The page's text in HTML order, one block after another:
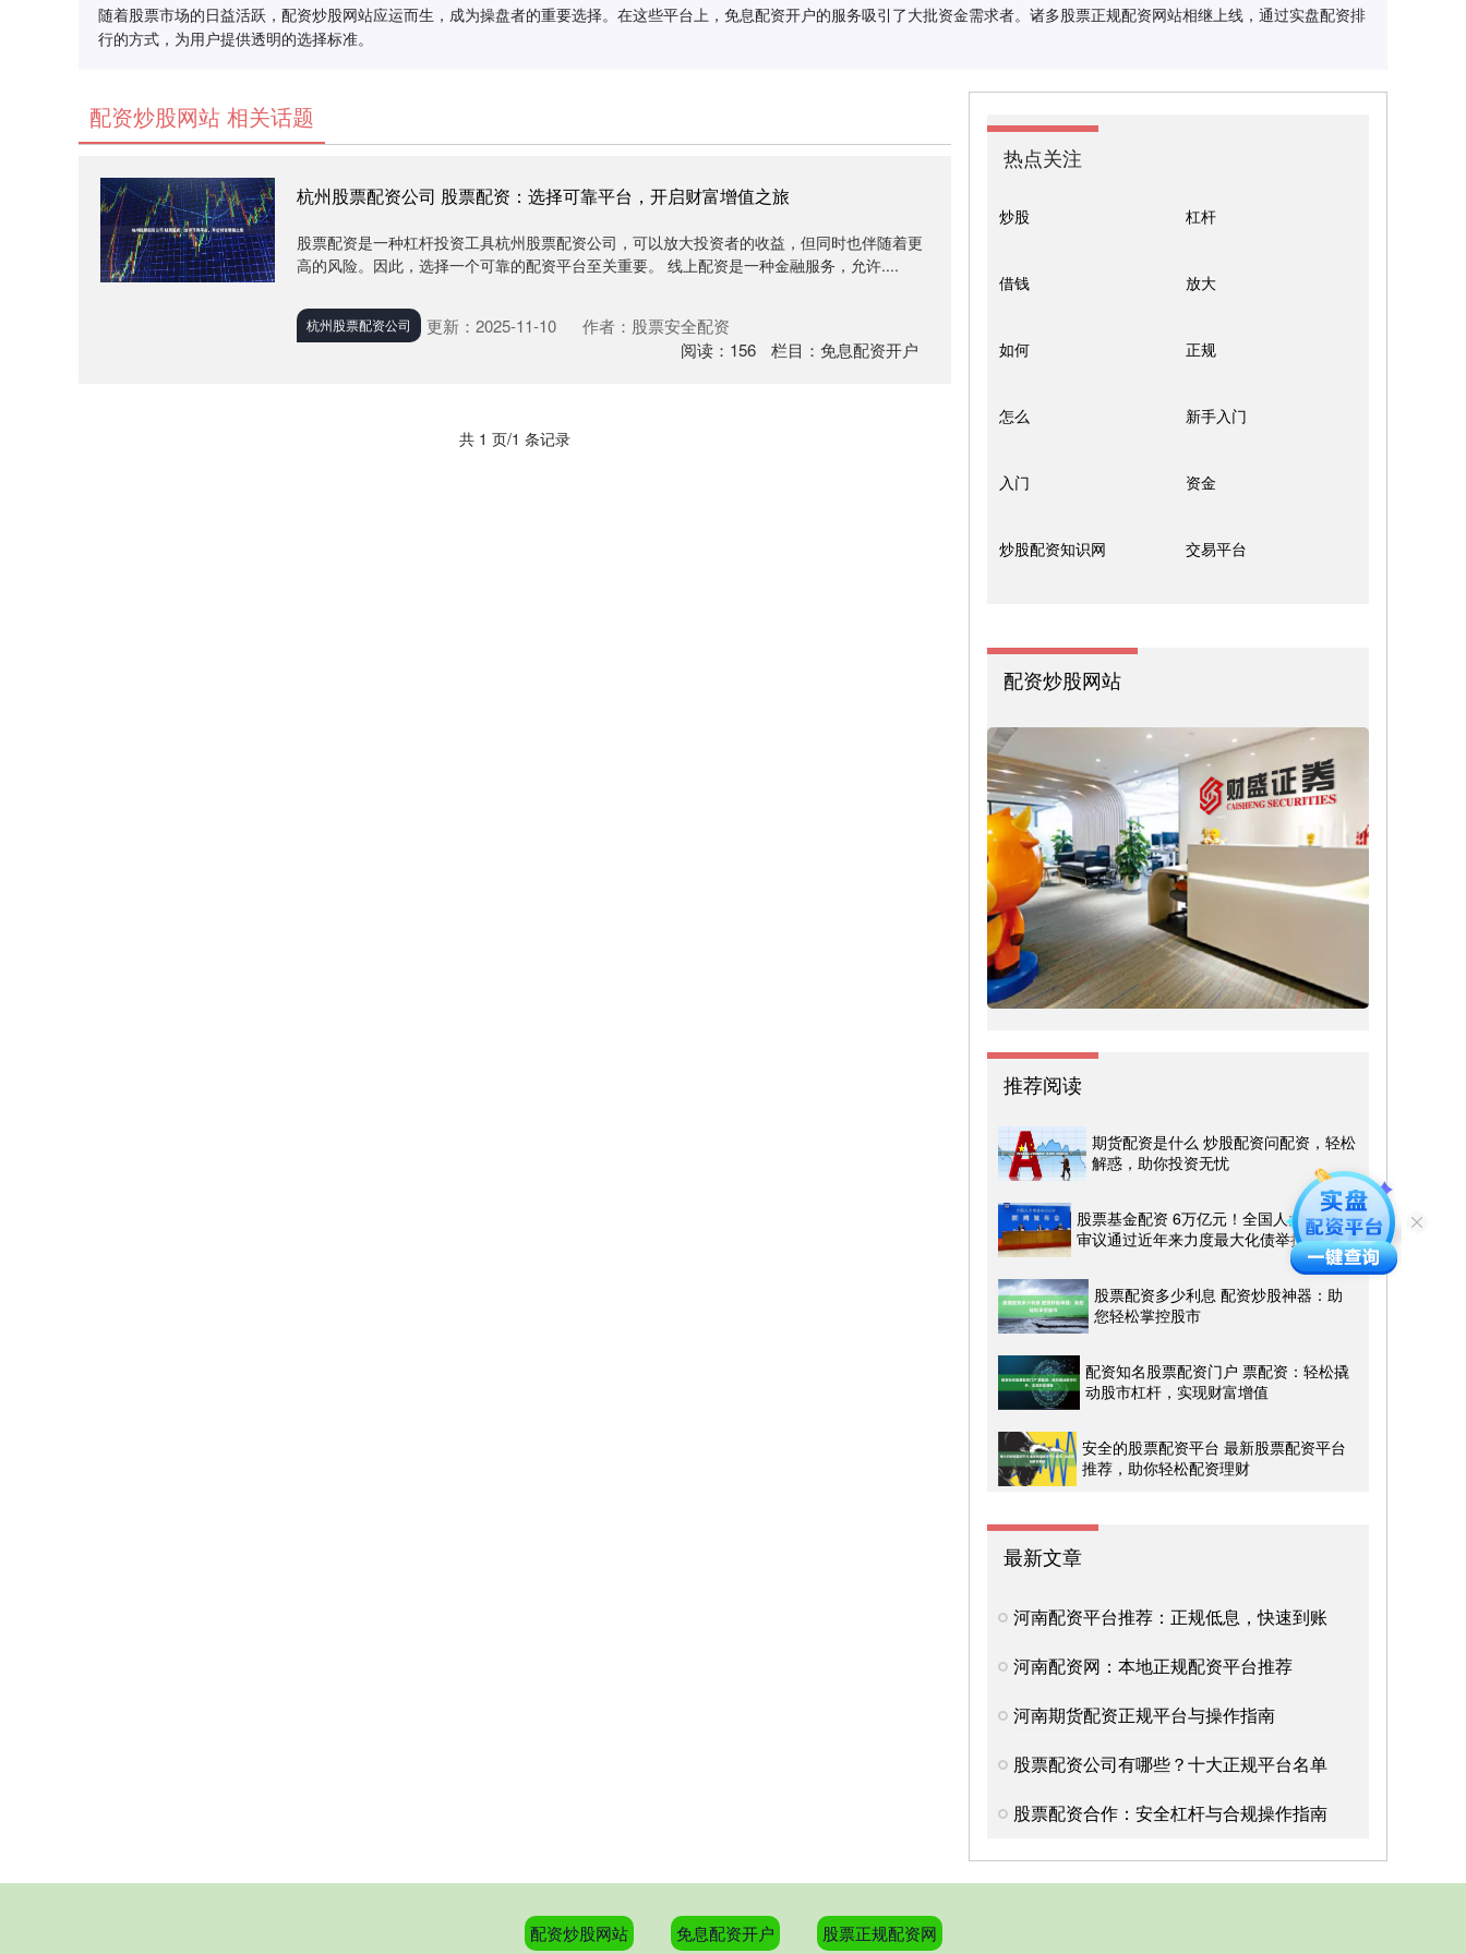
随着股票市场的日益活跃，配资炒股网站应运而生，成为操盘者的重要选择。在这些平台上，免息配资开户的服务吸引了大批资金需求者。诸多股票正规配资网站相继上线，通过实盘配资排
行的方式，为用户提供透明的选择标准。
配资炒股网站 相关话题
杭州股票配资公司 股票配资：选择可靠平台，开启财富增值之旅
股票配资是一种杠杆投资工具杭州股票配资公司，可以放大投资者的收益，但同时也伴随着更
高的风险。因此，选择一个可靠的配资平台至关重要。 线上配资是一种金融服务，允许....
杭州股票配资公司 更新：2025-11-10
作者：股票安全配资
阅读： 156 栏目： 免息配资开户
共 1 页/1 条记录
热点关注
炒股 杠杆
借钱 放大
如何 正规
怎么 新手入门
入门 资金
炒股配资知识网 交易平台
配资炒股网站
推荐阅读
期货配资是什么 炒股配资问配资，轻松
解惑，助你投资无忧
股票基金配资 6万亿元！全国人大常委会
审议通过近年来力度最大化债举措
股票配资多少利息 配资炒股神器：助
您轻松掌控股市
配资知名股票配资门户 票配资：轻松撬
动股市杠杆，实现财富增值
安全的股票配资平台 最新股票配资平台
推荐，助你轻松配资理财
最新文章
河南配资平台推荐：正规低息，快速到账
河南配资网：本地正规配资平台推荐
河南期货配资正规平台与操作指南
股票配资公司有哪些？十大正规平台名单
股票配资合作：安全杠杆与合规操作指南
配资炒股网站 免息配资开户 股票正规配资网